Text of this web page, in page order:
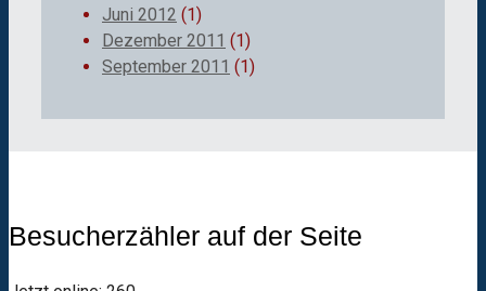
Juni 2012 (1)
Dezember 2011 (1)
September 2011 (1)
Besucherzähler auf der Seite